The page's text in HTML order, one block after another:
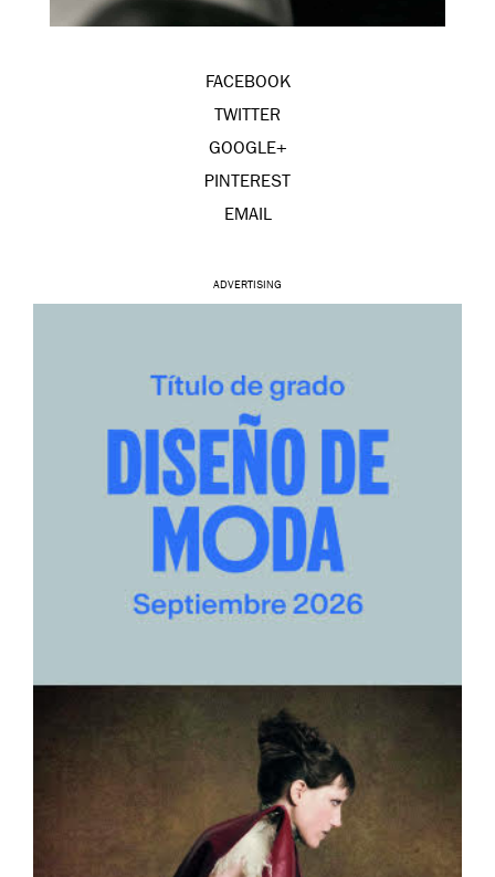
FACEBOOK
TWITTER
GOOGLE+
PINTEREST
EMAIL
ADVERTISING